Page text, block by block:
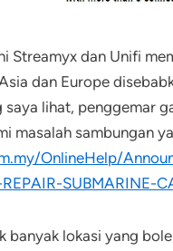
Streamyx dan Unifi
dan Europe
saya lihat, penggemar
masalah sambungan
OnlineHelp/
SUBMARINE-
lokasi yang